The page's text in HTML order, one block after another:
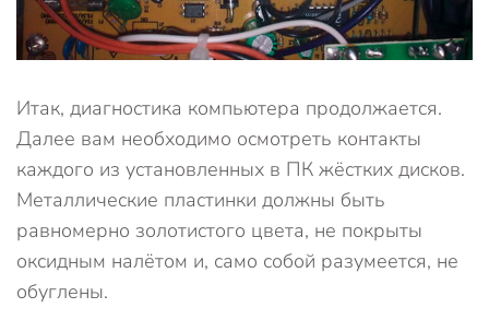
Итак, диагностика компьютера продолжается.
Далее вам необходимо осмотреть контакты
каждого из установленных в ПК жёстких дисков.
Металлические пластинки должны быть
равномерно золотистого цвета, не покрыты
оксидным налётом и, само собой разумеется, не
обуглены.